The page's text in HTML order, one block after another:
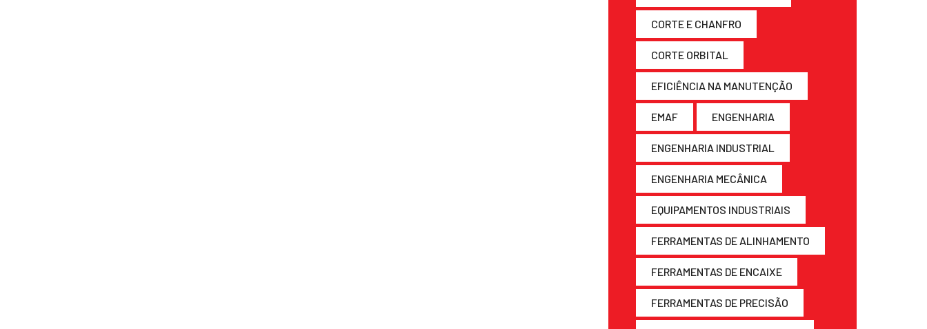
CORTE E CHANFRO
CORTE ORBITAL
EFICIÊNCIA NA MANUTENÇÃO
EMAF ENGENHARIA
ENGENHARIA INDUSTRIAL
ENGENHARIA MECÂNICA
EQUIPAMENTOS INDUSTRIAIS
FERRAMENTAS DE ALINHAMENTO
FERRAMENTAS DE ENCAIXE
FERRAMENTAS DE PRECISÃO